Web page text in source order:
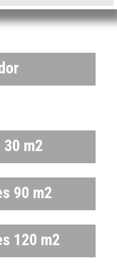
m2
90 m2
120 m2